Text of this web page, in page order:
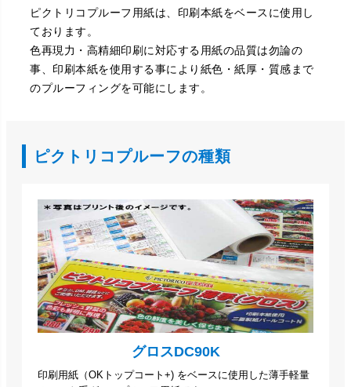
ピクトリコプルーフ用紙は、印刷本紙をベースに使用し
ております。
色再現力・高精細印刷に対応する用紙の品質は勿論の
事、印刷本紙を使用する事により紙色・紙厚・質感まで
のプルーフィングを可能にします。
ピクトリコプルーフの種類
グロスDC90K
印刷用紙（OKトップコート+) をベースに使用した薄手軽量